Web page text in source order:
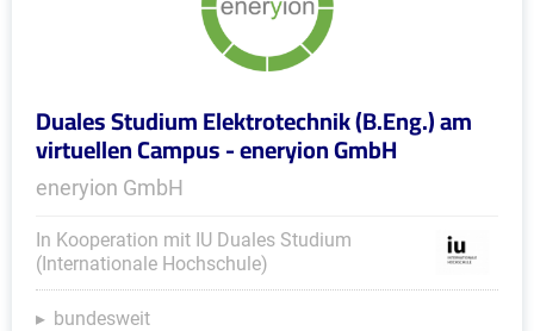
Duales Studium Elektrotechnik (B.Eng.) am
virtuellen Campus - eneryion GmbH
eneryion GmbH
In Kooperation mit IU Duales Studium
(Internationale Hochschule)
bundesweit